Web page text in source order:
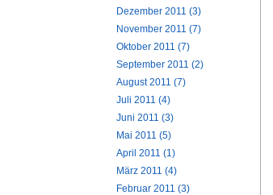
Dezember 2011 (3)
November 2011 (7)
Oktober 2011 (7)
September 2011 (2)
August 2011 (7)
Juli 2011 (4)
Juni 2011 (3)
Mai 2011 (5)
April 2011 (1)
März 2011 (4)
Februar 2011 (3)